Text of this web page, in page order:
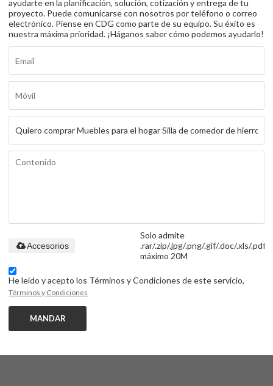
ayudarte en la planificación, solución, cotización y entrega de tu
proyecto. Puede comunicarse con nosotros por teléfono o correo
electrónico. Piense en CDG como parte de su equipo. Su éxito es
nuestra máxima prioridad. ¡Háganos saber cómo podemos ayudarlo!
Solo admite
.rar/.zip/.jpg/.png/.gif/.doc/.xls/.pdf,
máximo 20M
Accesorios
He leido y acepto los Términos y Condiciones de este servicio,
Términos y Condiciones
MANDAR